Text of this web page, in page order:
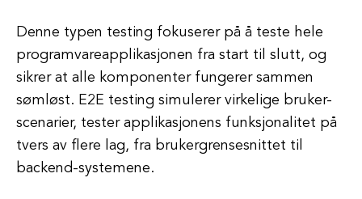
Denne typen testing fokuserer på å teste hele
programvareapplikasjonen fra start til slutt, og
sikrer at alle komponenter fungerer sammen
sømløst. E2E testing simulerer virkelige bruker-
scenarier, tester applikasjonens funksjonalitet på
tvers av flere lag, fra brukergrensesnittet til
backend-systemene.